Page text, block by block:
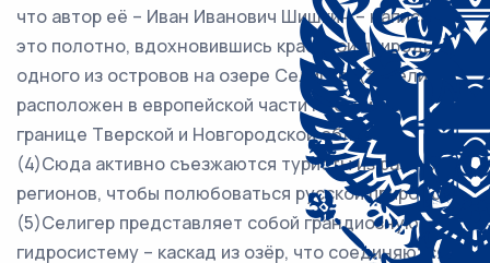
что автор её – Иван Иванович Шишкин – написал
это полотно, вдохновившись красотой природы
одного из островов на озере Селигер! (3)Селигер
расположен в европейской части России, на
границе Тверской и Новгородской областей.
(4)Сюда активно съезжаются туристы из разных
регионов, чтобы полюбоваться русской природой.
(5)Селигер представляет собой грандиозную
гидросистему – каскад из озёр, что соединяются